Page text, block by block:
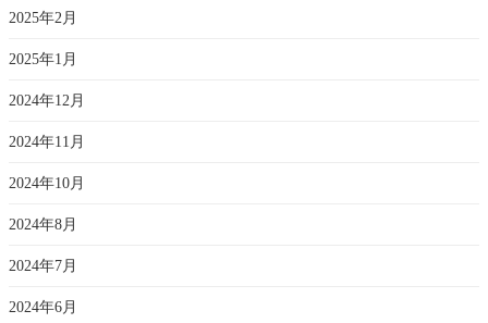
2025年2月
2025年1月
2024年12月
2024年11月
2024年10月
2024年8月
2024年7月
2024年6月